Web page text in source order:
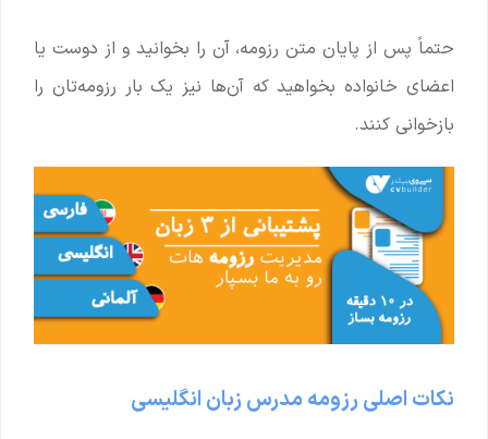
حتماً پس از پایان متن رزومه، آن را بخوانید و از دوست یا
اعضای خانواده بخواهید که آن‌ها نیز یک بار رزومه‌تان را
بازخوانی کنند.
نکات اصلی رزومه مدرس زبان انگلیسی